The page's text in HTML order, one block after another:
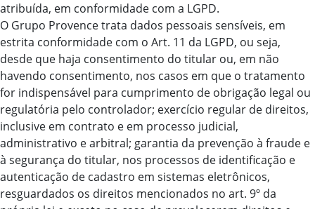
atribuída, em conformidade com a LGPD.
O Grupo Provence trata dados pessoais sensíveis, em
estrita conformidade com o Art. 11 da LGPD, ou seja,
desde que haja consentimento do titular ou, em não
havendo consentimento, nos casos em que o tratamento
for indispensável para cumprimento de obrigação legal ou
regulatória pelo controlador; exercício regular de direitos,
inclusive em contrato e em processo judicial,
administrativo e arbitral; garantia da prevenção à fraude e
à segurança do titular, nos processos de identificação e
autenticação de cadastro em sistemas eletrônicos,
resguardados os direitos mencionados no art. 9º da